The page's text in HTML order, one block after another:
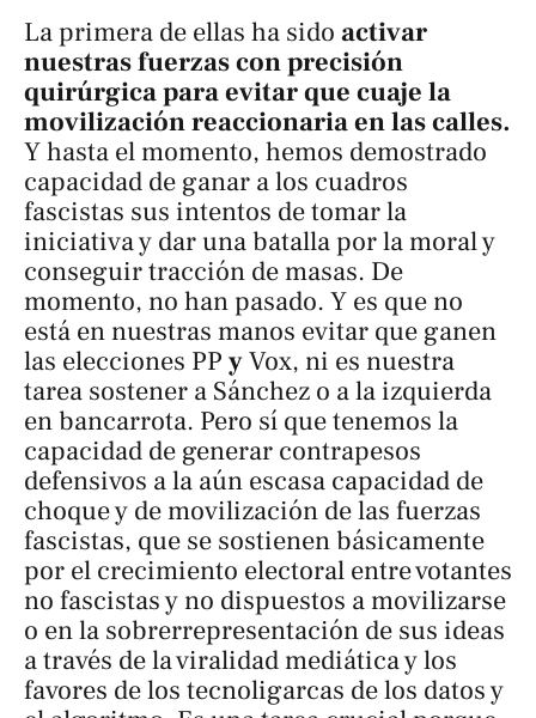
La primera de ellas ha sido activar
nuestras fuerzas con precisión
quirúrgica para evitar que cuaje la
movilización reaccionaria en las calles.
Y hasta el momento, hemos demostrado
capacidad de ganar a los cuadros
fascistas sus intentos de tomar la
iniciativa y dar una batalla por la moral y
conseguir tracción de masas. De
momento, no han pasado. Y es que no
está en nuestras manos evitar que ganen
las elecciones PP yVox, ni es nuestra
tarea sostener a Sánchez o a la izquierda
en bancarrota. Pero sí que tenemos la
capacidad de generar contrapesos
defensivos a la aún escasa capacidad de
choque y de movilización de las fuerzas
fascistas, que se sostienen básicamente
por el crecimiento electoral entre votantes
no fascistas y no dispuestos a movilizarse
o en la sobrerrepresentación de sus ideas
a través de la viralidad mediática y los
favores de los tecnoligarcas de los datos y